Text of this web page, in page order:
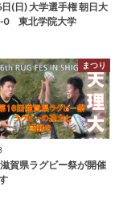
(日) 大学選手権 朝日大
東北学院大学
まつり
賀県ラグビー祭が開催